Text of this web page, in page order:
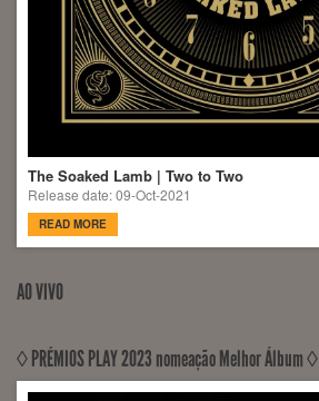
The Soaked Lamb | Two to Two
Release date: 09-Oct-2021
READ MORE
AO VIVO
◊ PRÉMIOS PLAY 2023 nomeação Melhor Álbum ◊